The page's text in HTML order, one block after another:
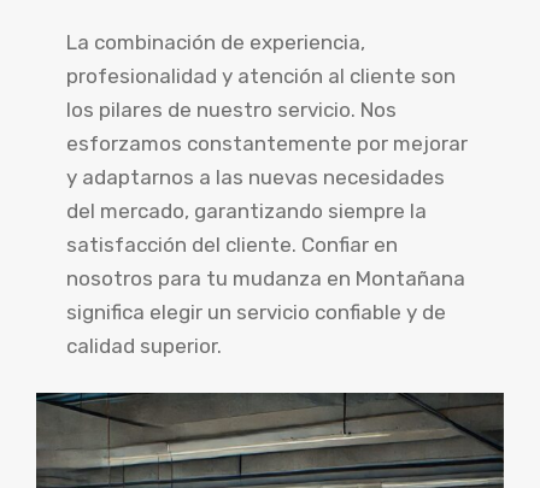
La combinación de experiencia,
profesionalidad y atención al cliente son
los pilares de nuestro servicio. Nos
esforzamos constantemente por mejorar
y adaptarnos a las nuevas necesidades
del mercado, garantizando siempre la
satisfacción del cliente. Confiar en
nosotros para tu mudanza en Montañana
significa elegir un servicio confiable y de
calidad superior.